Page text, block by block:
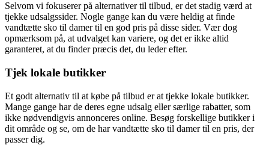
Selvom vi fokuserer på alternativer til tilbud, er det stadig værd at
tjekke udsalgssider. Nogle gange kan du være heldig at finde
vandtætte sko til damer til en god pris på disse sider. Vær dog
opmærksom på, at udvalget kan variere, og det er ikke altid
garanteret, at du finder præcis det, du leder efter.
Tjek lokale butikker
Et godt alternativ til at købe på tilbud er at tjekke lokale butikker.
Mange gange har de deres egne udsalg eller særlige rabatter, som
ikke nødvendigvis annonceres online. Besøg forskellige butikker i
dit område og se, om de har vandtætte sko til damer til en pris, der
passer dig.